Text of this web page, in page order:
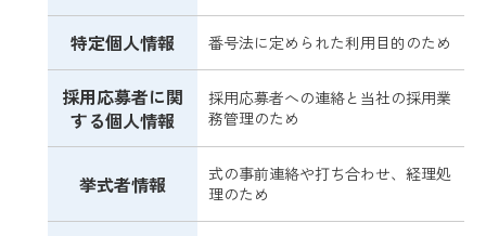
特定個人情報 番号法に定められた利用目的のため
採用応募者に関
する個人情報
採用応募者への連絡と当社の採用業
務管理のため
挙式者情報
式の事前連絡や打ち合わせ、経理処
理のため